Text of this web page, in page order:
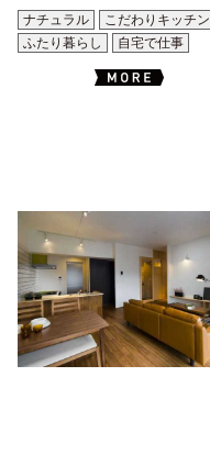
ナチュラル
こだわりキッチン
ふたり暮らし
自宅で仕事